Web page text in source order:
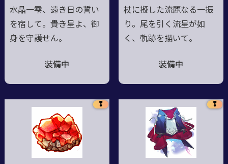
水晶一雫、遠き日の誓い
を宿して。――貴き星よ、御
身を守護せん。
装備中
杖に擬した流麗なる一振
り。尾を引く流星が如
く、軌跡を描いて。
装備中
❢ ❢